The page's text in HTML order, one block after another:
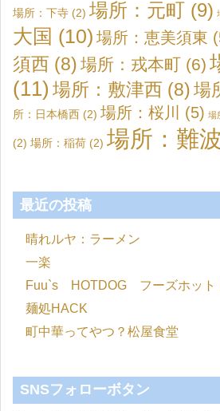
場所：下寺 (2) 場所：元町 (9)
大国 (10) 場所：恵美須東
須西 (8) 場所：戎本町 (6)
(11) 場所：敷津西 (8) 場
所：日本橋西 (2) 場所：桜川 (5) 場
(2) 場所：稲荷 (2) 場所：難
最近の投稿
晴れルヤ：ラーメン
一楽
Fuu`s HOTDOG フーズホット
麺処HACK
町中華ってやつ？松屋食堂
SNSフォローボタン